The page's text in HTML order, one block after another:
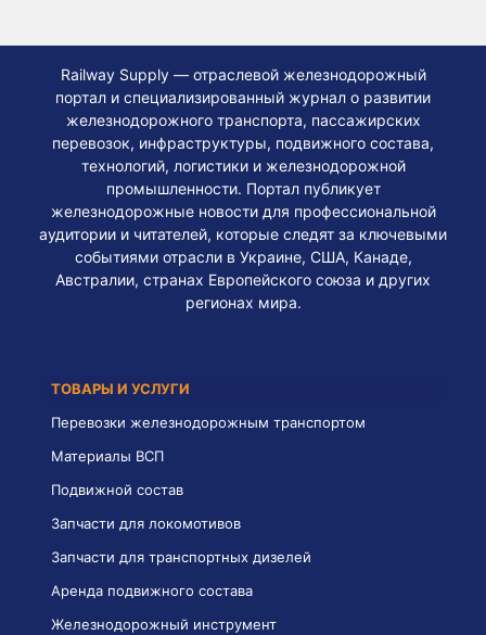
Railway Supply — отраслевой железнодорожный
портал и специализированный журнал о развитии
железнодорожного транспорта, пассажирских
перевозок, инфраструктуры, подвижного состава,
технологий, логистики и железнодорожной
промышленности. Портал публикует
железнодорожные новости для профессиональной
аудитории и читателей, которые следят за ключевыми
событиями отрасли в Украине, США, Канаде,
Австралии, странах Европейского союза и других
регионах мира.
ТОВАРЫ И УСЛУГИ
Перевозки железнодорожным транспортом
Материалы ВСП
Подвижной состав
Запчасти для локомотивов
Запчасти для транспортных дизелей
Аренда подвижного состава
Железнодорожный инструмент